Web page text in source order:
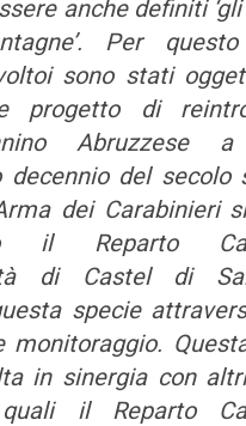
anche definiti
Per
sono stati
progetto di
Abruzzese
decennio del secolo
dei Carabinieri
il Reparto
di Castel di
specie
monitoraggio.
in sinergia con
il Reparto